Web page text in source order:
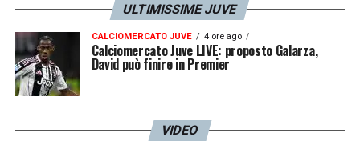
ULTIMISSIME JUVE
CALCIOMERCATO JUVE 4 ore ago
Calciomercato Juve LIVE: proposto Galarza,
David può finire in Premier
VIDEO